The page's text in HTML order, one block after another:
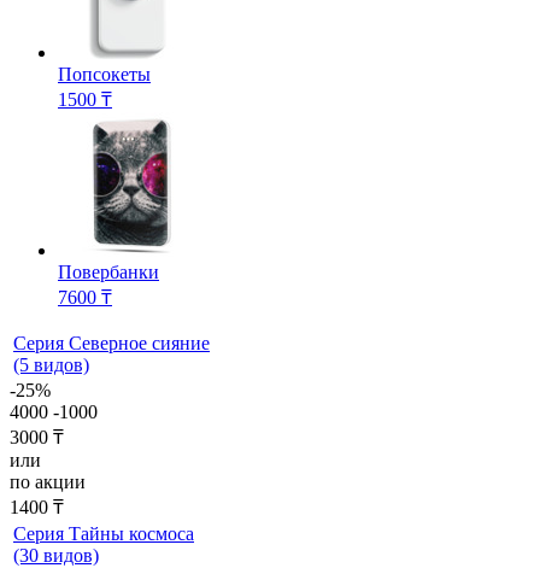
Попсокеты
1500 ₸
Повербанки
7600 ₸
Серия Северное сияние
(5 видов)
-25%
4000 -1000
3000 ₸
или
по акции
1400 ₸
Серия Тайны космоса
(30 видов)